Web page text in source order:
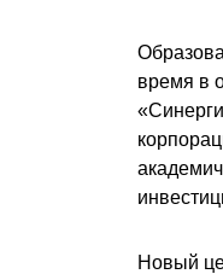
время в
Новый